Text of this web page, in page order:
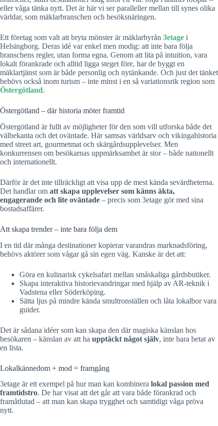
eller våga tänka nytt. Det är här vi ser paralleller mellan till synes olika
världar, som mäklarbranschen och besöksnäringen.
Ett företag som valt att bryta mönster är mäklarbyrån 3etage i
Helsingborg. Deras idé var enkel men modig: att inte bara följa
branschens regler, utan forma egna. Genom att lita på intuition, vara
lokalt förankrade och alltid ligga steget före, har de byggt en
mäklartjänst som är både personlig och nytänkande. Och just det tänket
behövs också inom turism – inte minst i en så variationsrik region som
Östergötland.
Östergötland – där historia möter framtid
Östergötland är fullt av möjligheter för den som vill utforska både det
välbekanta och det oväntade. Här samsas världsarv och vikingahistoria
med street art, gourmetmat och skärgårdsupplevelser. Men
konkurrensen om besökarnas uppmärksamhet är stor – både nationellt
och internationellt.
Därför är det inte tillräckligt att visa upp de mest kända sevärdheterna.
Det handlar om att skapa upplevelser som känns äkta,
engagerande och lite oväntade – precis som 3etage gör med sina
bostadsaffärer.
Att skapa trender – inte bara följa dem
I en tid där många destinationer kopierar varandras marknadsföring,
behövs aktörer som vågar gå sin egen väg. Kanske är det att:
Göra en kulinarisk cykelsafari mellan småskaliga gårdsbutiker.
Skapa interaktiva historievandringar med hjälp av AR-teknik i
Vadstena eller Söderköping.
Sätta ljus på mindre kända smultronställen och låta lokalbor vara
guider.
Det är sådana idéer som kan skapa den där magiska känslan hos
besökaren – känslan av att ha upptäckt något själv, inte bara betat av
en lista.
Lokalkännedom + mod = framgång
3etage är ett exempel på hur man kan kombinera lokal passion med
framtidstro. De har visat att det går att vara både förankrad och
framåtlutad – att man kan skapa trygghet och samtidigt våga pröva
nytt.